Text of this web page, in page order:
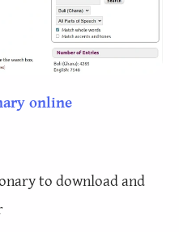
online
to download and